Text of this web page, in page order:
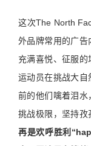
这次The North
外品牌常用的广
充满喜悦、征服
运动员在挑战大
前的他们噙着泪水
挑战极限，坚持孜
再是欢呼胜利